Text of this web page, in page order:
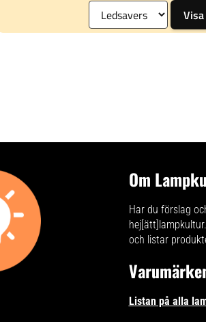
Om
Har du förslag
och listar
Listan på alla